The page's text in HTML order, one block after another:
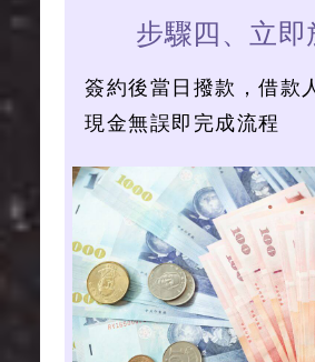
步驟四、立即
簽約後當日撥款，借款
現金無誤即完成流程